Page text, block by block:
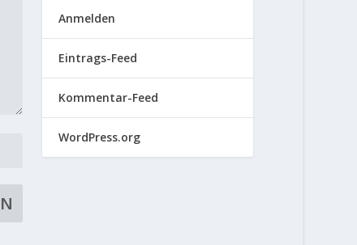
Anmelden
Eintrags-Feed
Kommentar-Feed
WordPress.org